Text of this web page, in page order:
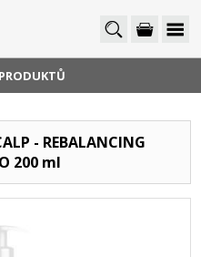
- REBALANCING
200 ml